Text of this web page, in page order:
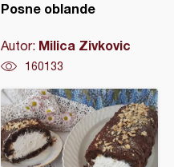
Posne oblande
Autor: Milica Zivkovic
160133